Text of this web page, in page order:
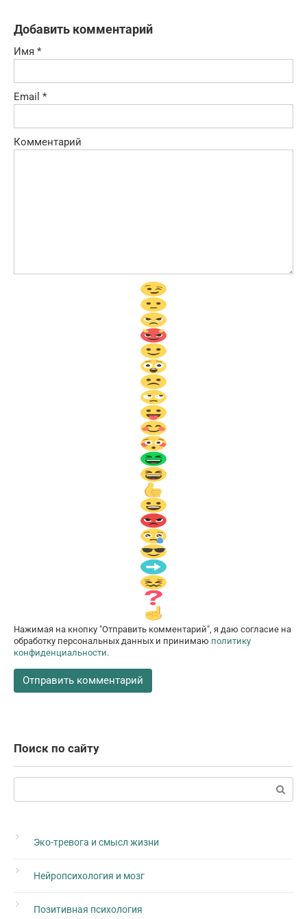
Добавить комментарий
Имя *
Email *
Комментарий
Нажимая на кнопку "Отправить комментарий", я даю согласие на
обработку персональных данных и принимаю политику
конфиденциальности.
Поиск по сайту
Поиск:
Эко-тревога и смысл жизни
Нейропсихология и мозг
Позитивная психология